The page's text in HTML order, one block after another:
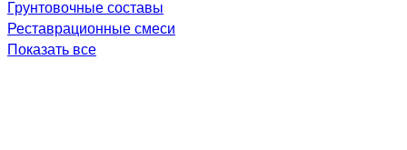
Грунтовочные составы
Реставрационные смеси
Показать все